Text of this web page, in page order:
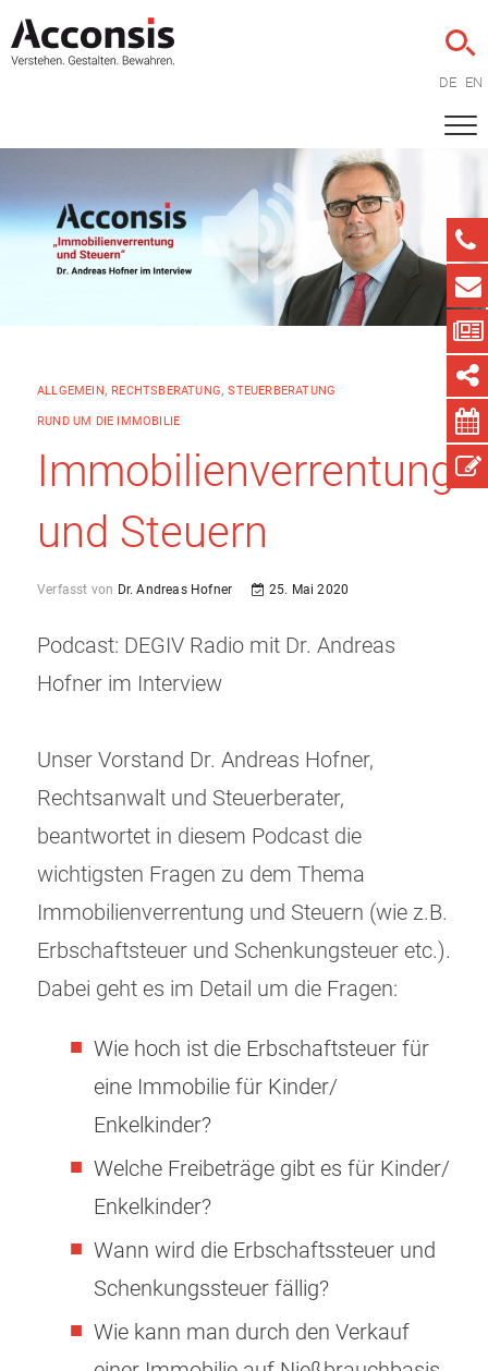
DE EN
ALLGEMEIN, RECHTSBERATUNG,STEUERBERATUNG
RUND UM DIE IMMOBILIE
Immobilienverrentung
und Steuern
Verfasst von Dr. Andreas Hofner 25. Mai 2020
Podcast: DEGIV Radio mit Dr. Andreas
Hofner im Interview
Unser Vorstand Dr. Andreas Hofner,
Rechtsanwalt und Steuerberater,
beantwortet in diesem Podcast die
wichtigsten Fragen zu dem Thema
Immobilienverrentung und Steuern (wie z.B.
Erbschaftsteuer und Schenkungsteuer etc.).
Dabei geht es im Detail um die Fragen:
Wie hoch ist die Erbschaftsteuer für
eine Immobilie für Kinder/
Enkelkinder?
Welche Freibeträge gibt es für Kinder/
Enkelkinder?
Wann wird die Erbschaftssteuer und
Schenkungssteuer fällig?
Wie kann man durch den Verkauf